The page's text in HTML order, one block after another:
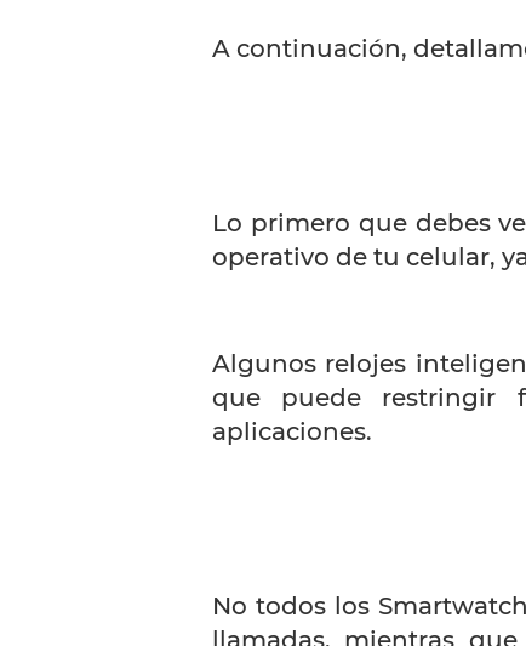
A continuación,
Lo primero que debes
operativo de tu celular,
Algunos relojes
que puede restringir
aplicaciones.
No todos los
llamadas, mientras